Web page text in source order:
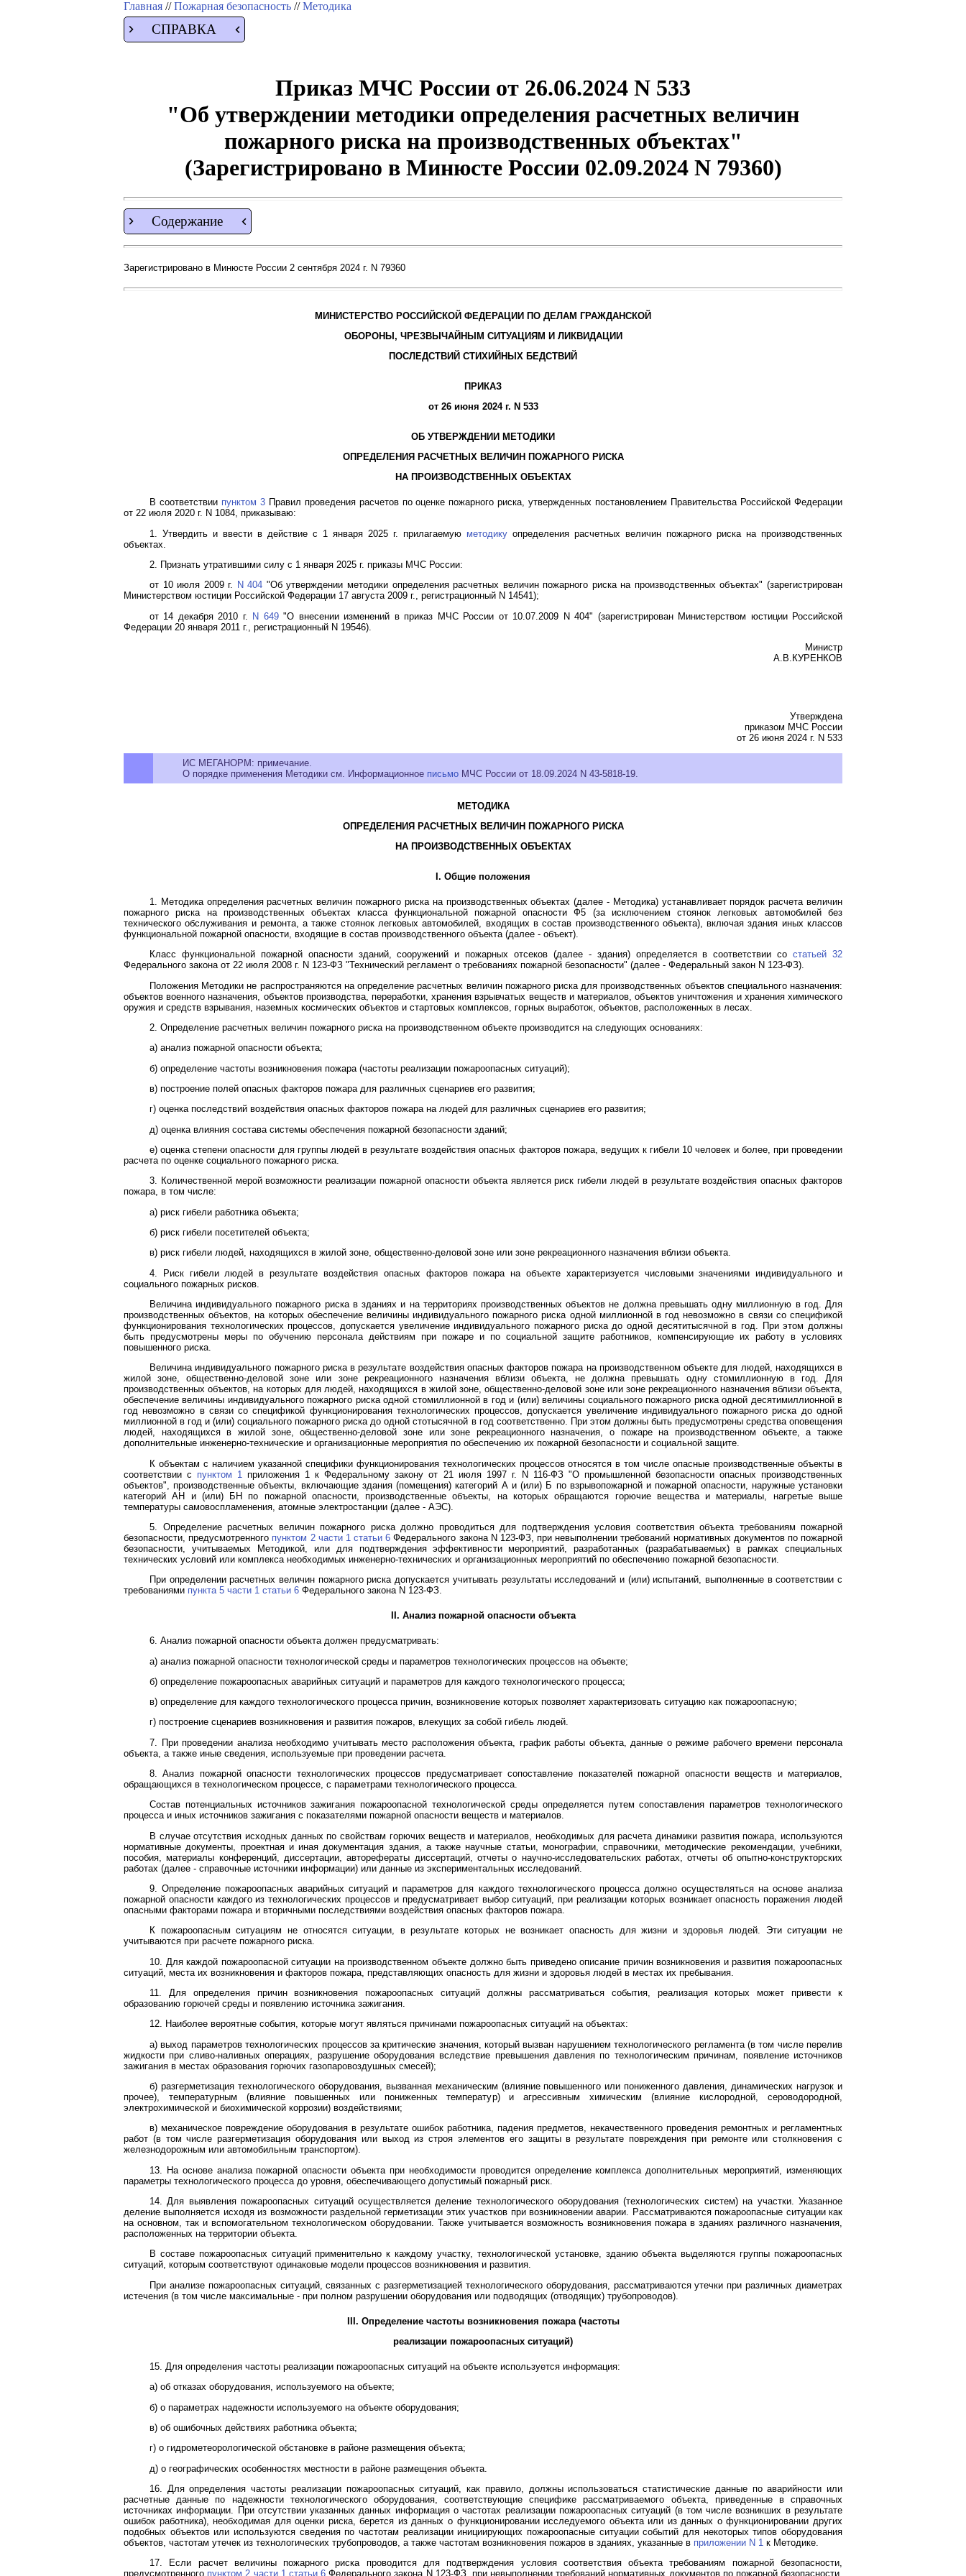
Главная //Пожарная безопасность //Методика
СПРАВКА
Приказ МЧС России от 26.06.2024 N 533
"Об утверждении методики определения расчетных величин
пожарного риска на производственных объектах"
(Зарегистрировано в Минюсте России 02.09.2024 N 79360)
Содержание
Зарегистрировано в Минюсте России 2 сентября 2024 г. N 79360
МИНИСТЕРСТВО РОССИЙСКОЙ ФЕДЕРАЦИИ ПО ДЕЛАМ ГРАЖДАНСКОЙ
ОБОРОНЫ, ЧРЕЗВЫЧАЙНЫМ СИТУАЦИЯМ И ЛИКВИДАЦИИ
ПОСЛЕДСТВИЙ СТИХИЙНЫХ БЕДСТВИЙ
ПРИКАЗ
от 26 июня 2024 г. N 533
ОБ УТВЕРЖДЕНИИ МЕТОДИКИ
ОПРЕДЕЛЕНИЯ РАСЧЕТНЫХ ВЕЛИЧИН ПОЖАРНОГО РИСКА
НА ПРОИЗВОДСТВЕННЫХ ОБЪЕКТАХ
В соответствии пунктом 3Правил проведения расчетов по оценке пожарного риска, утвержденных постановлением Правительства Российской Федерации
от 22 июля 2020 г. N 1084, приказываю:
1. Утвердить и ввести в действие с 1 января 2025 г. прилагаемую методику определения расчетных величин пожарного риска на производственных
объектах.
2. Признать утратившими силу с 1 января 2025 г. приказы МЧС России:
от 10 июля 2009 г. N 404 "Об утверждении методики определения расчетных величин пожарного риска на производственных объектах" (зарегистрирован
Министерством юстиции Российской Федерации 17 августа 2009 г., регистрационный N 14541);
от 14 декабря 2010 г. N 649"О внесении изменений в приказ МЧС России от 10.07.2009 N 404" (зарегистрирован Министерством юстиции Российской
Федерации 20 января 2011 г., регистрационный N 19546).
Министр
А.В.КУРЕНКОВ
Утверждена
приказом МЧС России
от 26 июня 2024 г. N 533
ИС МЕГАНОРМ: примечание.
О порядке применения Методики см. Информационное письмо МЧС России от 18.09.2024 N 43-5818-19.
МЕТОДИКА
ОПРЕДЕЛЕНИЯ РАСЧЕТНЫХ ВЕЛИЧИН ПОЖАРНОГО РИСКА
НА ПРОИЗВОДСТВЕННЫХ ОБЪЕКТАХ
I. Общие положения
1. Методика определения расчетных величин пожарного риска на производственных объектах (далее - Методика) устанавливает порядок расчета величин
пожарного риска на производственных объектах класса функциональной пожарной опасности Ф5 (за исключением стоянок легковых автомобилей без
технического обслуживания и ремонта, а также стоянок легковых автомобилей, входящих в состав производственного объекта), включая здания иных классов
функциональной пожарной опасности, входящие в состав производственного объекта (далее - объект).
Класс функциональной пожарной опасности зданий, сооружений и пожарных отсеков (далее - здания) определяется в соответствии состатьей 32
Федерального закона от 22 июля 2008 г. N 123-ФЗ "Технический регламент о требованиях пожарной безопасности" (далее - Федеральный закон N 123-ФЗ).
Положения Методики не распространяются на определение расчетных величин пожарного риска для производственных объектов специального назначения:
объектов военного назначения, объектов производства, переработки, хранения взрывчатых веществ и материалов, объектов уничтожения и хранения химического
оружия и средств взрывания, наземных космических объектов и стартовых комплексов, горных выработок, объектов, расположенных в лесах.
2. Определение расчетных величин пожарного риска на производственном объекте производится на следующих основаниях:
а) анализ пожарной опасности объекта;
б) определение частоты возникновения пожара (частоты реализации пожароопасных ситуаций);
в) построение полей опасных факторов пожара для различных сценариев его развития;
г) оценка последствий воздействия опасных факторов пожара на людей для различных сценариев его развития;
д) оценка влияния состава системы обеспечения пожарной безопасности зданий;
е) оценка степени опасности для группы людей в результате воздействия опасных факторов пожара, ведущих к гибели 10 человек и более, при проведении
расчета по оценке социального пожарного риска.
3. Количественной мерой возможности реализации пожарной опасности объекта является риск гибели людей в результате воздействия опасных факторов
пожара, в том числе:
а) риск гибели работника объекта;
б) риск гибели посетителей объекта;
в) риск гибели людей, находящихся в жилой зоне, общественно-деловой зоне или зоне рекреационного назначения вблизи объекта.
4. Риск гибели людей в результате воздействия опасных факторов пожара на объекте характеризуется числовыми значениями индивидуального и
социального пожарных рисков.
Величина индивидуального пожарного риска в зданиях и на территориях производственных объектов не должна превышать одну миллионную в год. Для
производственных объектов, на которых обеспечение величины индивидуального пожарного риска одной миллионной в год невозможно в связи со спецификой
функционирования технологических процессов, допускается увеличение индивидуального пожарного риска до одной десятитысячной в год. При этом должны
быть предусмотрены меры по обучению персонала действиям при пожаре и по социальной защите работников, компенсирующие их работу в условиях
повышенного риска.
Величина индивидуального пожарного риска в результате воздействия опасных факторов пожара на производственном объекте для людей, находящихся в
жилой зоне, общественно-деловой зоне или зоне рекреационного назначения вблизи объекта, не должна превышать одну стомиллионную в год. Для
производственных объектов, на которых для людей, находящихся в жилой зоне, общественно-деловой зоне или зоне рекреационного назначения вблизи объекта,
обеспечение величины индивидуального пожарного риска одной стомиллионной в год и (или) величины социального пожарного риска одной десятимиллионной в
год невозможно в связи со спецификой функционирования технологических процессов, допускается увеличение индивидуального пожарного риска до одной
миллионной в год и (или) социального пожарного риска до одной стотысячной в год соответственно. При этом должны быть предусмотрены средства оповещения
людей, находящихся в жилой зоне, общественно-деловой зоне или зоне рекреационного назначения, о пожаре на производственном объекте, а также
дополнительные инженерно-технические и организационные мероприятия по обеспечению их пожарной безопасности и социальной защите.
К объектам с наличием указанной специфики функционирования технологических процессов относятся в том числе опасные производственные объекты в
соответствии с пунктом 1 приложения 1 к Федеральному закону от 21 июля 1997 г. N 116-ФЗ "О промышленной безопасности опасных производственных
объектов", производственные объекты, включающие здания (помещения) категорий А и (или) Б по взрывопожарной и пожарной опасности, наружные установки
категорий АН и (или) БН по пожарной опасности, производственные объекты, на которых обращаются горючие вещества и материалы, нагретые выше
температуры самовоспламенения, атомные электростанции (далее - АЭС).
5. Определение расчетных величин пожарного риска должно проводиться для подтверждения условия соответствия объекта требованиям пожарной
безопасности, предусмотренного пунктом 2 части 1 статьи 6 Федерального закона N 123-ФЗ, при невыполнении требований нормативных документов по пожарной
безопасности, учитываемых Методикой, или для подтверждения эффективности мероприятий, разработанных (разрабатываемых) в рамках специальных
технических условий или комплекса необходимых инженерно-технических и организационных мероприятий по обеспечению пожарной безопасности.
При определении расчетных величин пожарного риска допускается учитывать результаты исследований и (или) испытаний, выполненные в соответствии с
требованиями пункта 5 части 1 статьи 6 Федерального закона N 123-ФЗ.
II. Анализ пожарной опасности объекта
6. Анализ пожарной опасности объекта должен предусматривать:
а) анализ пожарной опасности технологической среды и параметров технологических процессов на объекте;
б) определение пожароопасных аварийных ситуаций и параметров для каждого технологического процесса;
в) определение для каждого технологического процесса причин, возникновение которых позволяет характеризовать ситуацию как пожароопасную;
г) построение сценариев возникновения и развития пожаров, влекущих за собой гибель людей.
7. При проведении анализа необходимо учитывать место расположения объекта, график работы объекта, данные о режиме рабочего времени персонала
объекта, а также иные сведения, используемые при проведении расчета.
8. Анализ пожарной опасности технологических процессов предусматривает сопоставление показателей пожарной опасности веществ и материалов,
обращающихся в технологическом процессе, с параметрами технологического процесса.
Состав потенциальных источников зажигания пожароопасной технологической среды определяется путем сопоставления параметров технологического
процесса и иных источников зажигания с показателями пожарной опасности веществ и материалов.
В случае отсутствия исходных данных по свойствам горючих веществ и материалов, необходимых для расчета динамики развития пожара, используются
нормативные документы, проектная и иная документация здания, а также научные статьи, монографии, справочники, методические рекомендации, учебники,
пособия, материалы конференций, диссертации, авторефераты диссертаций, отчеты о научно-исследовательских работах, отчеты об опытно-конструкторских
работах (далее - справочные источники информации) или данные из экспериментальных исследований.
9. Определение пожароопасных аварийных ситуаций и параметров для каждого технологического процесса должно осуществляться на основе анализа
пожарной опасности каждого из технологических процессов и предусматривает выбор ситуаций, при реализации которых возникает опасность поражения людей
опасными факторами пожара и вторичными последствиями воздействия опасных факторов пожара.
К пожароопасным ситуациям не относятся ситуации, в результате которых не возникает опасность для жизни и здоровья людей. Эти ситуации не
учитываются при расчете пожарного риска.
10. Для каждой пожароопасной ситуации на производственном объекте должно быть приведено описание причин возникновения и развития пожароопасных
ситуаций, места их возникновения и факторов пожара, представляющих опасность для жизни и здоровья людей в местах их пребывания.
11. Для определения причин возникновения пожароопасных ситуаций должны рассматриваться события, реализация которых может привести к
образованию горючей среды и появлению источника зажигания.
12. Наиболее вероятные события, которые могут являться причинами пожароопасных ситуаций на объектах:
а) выход параметров технологических процессов за критические значения, который вызван нарушением технологического регламента (в том числе перелив
жидкости при сливо-наливных операциях, разрушение оборудования вследствие превышения давления по технологическим причинам, появление источников
зажигания в местах образования горючих газопаровоздушных смесей);
б) разгерметизация технологического оборудования, вызванная механическим (влияние повышенного или пониженного давления, динамических нагрузок и
прочее), температурным (влияние повышенных или пониженных температур) и агрессивным химическим (влияние кислородной, сероводородной,
электрохимической и биохимической коррозии) воздействиями;
в) механическое повреждение оборудования в результате ошибок работника, падения предметов, некачественного проведения ремонтных и регламентных
работ (в том числе разгерметизация оборудования или выход из строя элементов его защиты в результате повреждения при ремонте или столкновения с
железнодорожным или автомобильным транспортом).
13. На основе анализа пожарной опасности объекта при необходимости проводится определение комплекса дополнительных мероприятий, изменяющих
параметры технологического процесса до уровня, обеспечивающего допустимый пожарный риск.
14. Для выявления пожароопасных ситуаций осуществляется деление технологического оборудования (технологических систем) на участки. Указанное
деление выполняется исходя из возможности раздельной герметизации этих участков при возникновении аварии. Рассматриваются пожароопасные ситуации как
на основном, так и вспомогательном технологическом оборудовании. Также учитывается возможность возникновения пожара в зданиях различного назначения,
расположенных на территории объекта.
В составе пожароопасных ситуаций применительно к каждому участку, технологической установке, зданию объекта выделяются группы пожароопасных
ситуаций, которым соответствуют одинаковые модели процессов возникновения и развития.
При анализе пожароопасных ситуаций, связанных с разгерметизацией технологического оборудования, рассматриваются утечки при различных диаметрах
истечения (в том числе максимальные - при полном разрушении оборудования или подводящих (отводящих) трубопроводов).
III. Определение частоты возникновения пожара (частоты
реализации пожароопасных ситуаций)
15. Для определения частоты реализации пожароопасных ситуаций на объекте используется информация:
а) об отказах оборудования, используемого на объекте;
б) о параметрах надежности используемого на объекте оборудования;
в) об ошибочных действиях работника объекта;
г) о гидрометеорологической обстановке в районе размещения объекта;
д) о географических особенностях местности в районе размещения объекта.
16. Для определения частоты реализации пожароопасных ситуаций, как правило, должны использоваться статистические данные по аварийности или
расчетные данные по надежности технологического оборудования, соответствующие специфике рассматриваемого объекта, приведенные в справочных
источниках информации. При отсутствии указанных данных информация о частотах реализации пожароопасных ситуаций (в том числе возникших в результате
ошибок работника), необходимая для оценки риска, берется из данных о функционировании исследуемого объекта или из данных о функционировании других
подобных объектов или используются сведения по частотам реализации инициирующих пожароопасные ситуации событий для некоторых типов оборудования
объектов, частотам утечек из технологических трубопроводов, а также частотам возникновения пожаров в зданиях, указанные в приложении N 1 к Методике.
17. Если расчет величины пожарного риска проводится для подтверждения условия соответствия объекта требованиям пожарной безопасности,
предусмотренного пунктом 2 части 1 статьи 6 Федерального закона N 123-ФЗ, при невыполнении требований нормативных документов по пожарной безопасности,